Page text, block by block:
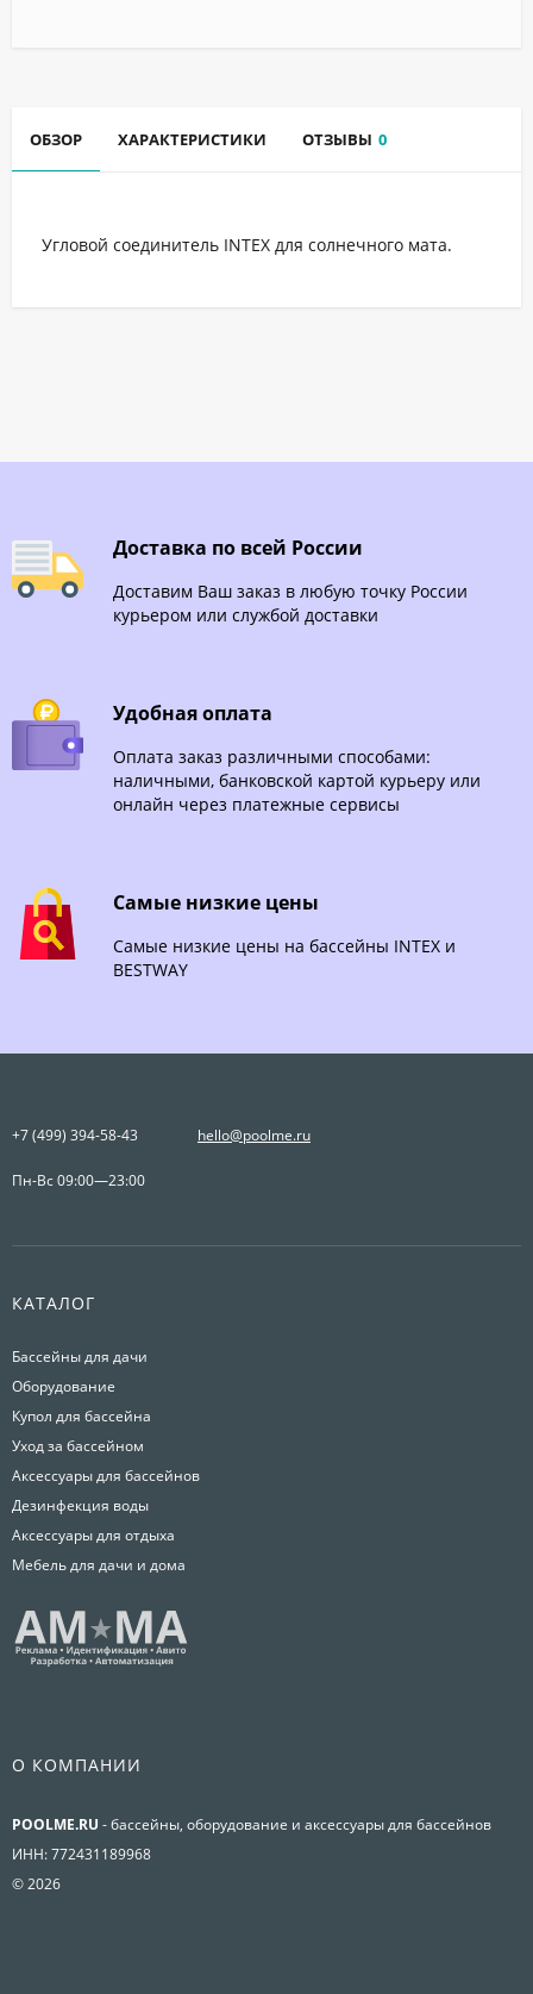
ОБЗОР ХАРАКТЕРИСТИКИ ОТЗЫВЫ 0
Угловой соединитель INTEX для солнечного мата.
Доставка по всей России
Доставим Ваш заказ в любую точку России
курьером или службой доставки
Удобная оплата
Оплата заказ различными способами:
наличными, банковской картой курьеру или
онлайн через платежные сервисы
Самые низкие цены
Самые низкие цены на бассейны INTEX и
BESTWAY
+7 (499) 394-58-43 hello@poolme.ru
Пн-Вс 09:00—23:00
КАТАЛОГ
Бассейны для дачи
Оборудование
Купол для бассейна
Уход за бассейном
Аксессуары для бассейнов
Дезинфекция воды
Аксессуары для отдыха
Мебель для дачи и дома
О КОМПАНИИ
POOLME.RU - бассейны, оборудование и аксессуары для бассейнов
ИНН: 772431189968
© 2026